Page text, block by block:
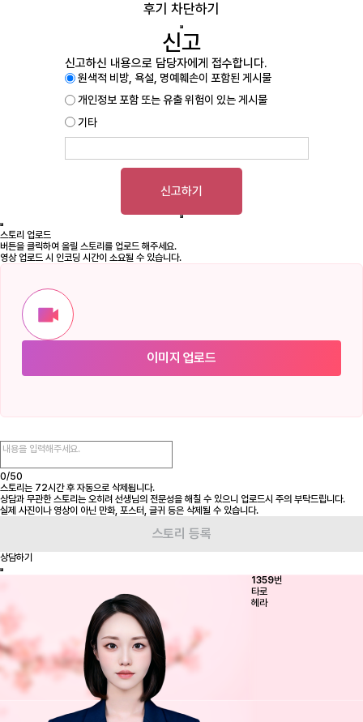
후기 차단하기
신고
신고하신 내용으로 담당자에게 접수합니다.
원색적 비방, 욕설, 명예훼손이 포함된 게시물
개인정보 포함 또는 유출 위험이 있는 게시물
기타
신고하기
스토리 업로드
버튼을 클릭하여 올릴 스토리를 업로드 해주세요.
영상 업로드 시 인코딩 시간이 소요될 수 있습니다.
이미지 업로드
0/50
스토리는 72시간 후 자동으로 삭제됩니다.
상담과 무관한 스토리는 오히려 선생님의 전문성을 해칠 수 있으니 업로드시 주의 부탁드립니다.
실제 사진이나 영상이 아닌 만화, 포스터, 글귀 등은 삭제될 수 있습니다.
상담하기
1359번
타로
헤라